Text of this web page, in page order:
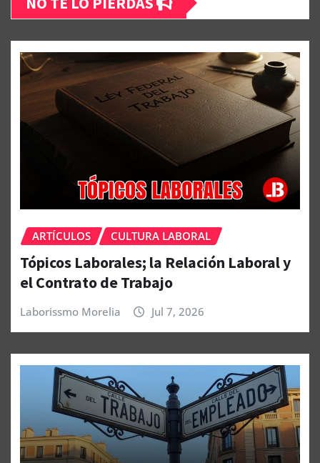
ARTÍCULOS CULTURA LABORAL
Tópicos Laborales; la Relación Laboral y
el Contrato de Trabajo
Laborissmo Morelia Jul 7, 2026